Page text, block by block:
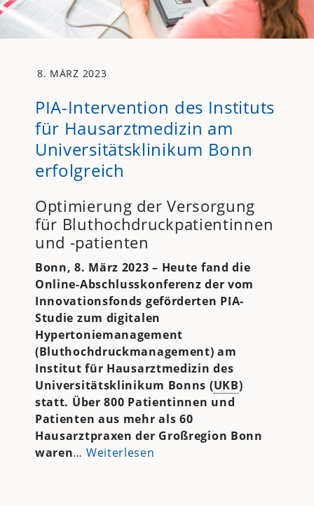
8. MÄRZ 2023
PIA-Intervention des Instituts
für Hausarztmedizin am
Universitätsklinikum Bonn
erfolgreich
Optimierung der Versorgung
für Bluthochdruckpatientinnen
und -patienten
Bonn, 8. März 2023 – Heute fand die
Online-Abschlusskonferenz der vom
Innovationsfonds geförderten PIA-
Studie zum digitalen
Hypertoniemanagement
(Bluthochdruckmanagement) am
Institut für Hausarztmedizin des
Universitätsklinikum Bonns (UKB)
statt. Über 800 Patientinnen und
Patienten aus mehr als 60
Hausarztpraxen der Großregion Bonn
waren… Weiterlesen